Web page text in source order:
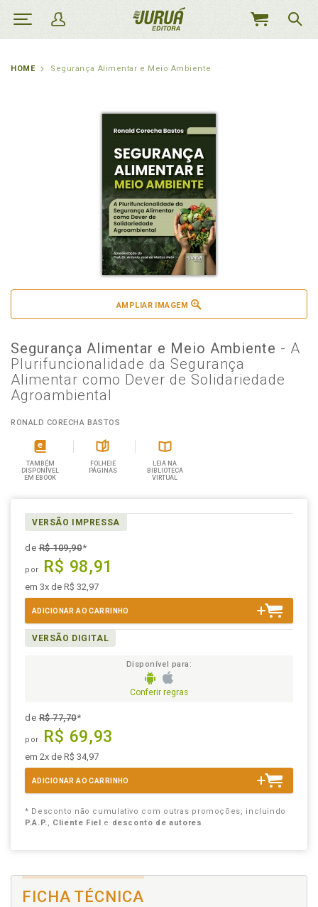
MEU
HOME Segurança Alimentar e Meio Ambiente
AMPLIAR IMAGEM
Segurança Alimentar e Meio Ambiente - A
Plurifuncionalidade da Segurança
Alimentar como Dever de Solidariedade
Agroambiental
RONALD CORECHA BASTOS
TAMBÉM
DISPONÍVEL
EM EBOOK
FOLHEIE
PÁGINAS
LEIA NA
BIBLIOTECA
VIRTUAL
VERSÃO IMPRESSA
deR$ 109,90*
por R$ 98,91
em 3x de R$ 32,97
ADICIONAR AO CARRINHO
VERSÃO DIGITAL
Disponível para:
Conferir regras
deR$ 77,70*
por R$ 69,93
em 2x de R$ 34,97
ADICIONAR AO CARRINHO
* Desconto não cumulativo com outras promoções, incluindo
P.A.P., Cliente Fiel e desconto de autores
FICHA TÉCNICA